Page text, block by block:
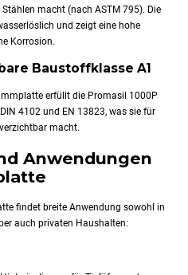
macht (nach ASTM 795). Die
und zeigt eine hohe
Korrosion.
Baustoffklasse A1
erfüllt die Promasil 1000P
4102 und EN 13823, was sie für
macht.
Anwendungen
findet breite Anwendung sowohl in
auch privaten Haushalten: